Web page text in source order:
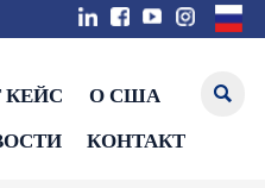
КЕЙС
О США
КОНТАКТ
